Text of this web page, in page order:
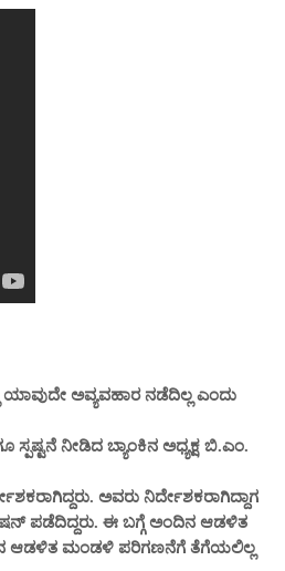
ಅವ್ಯವಹಾರ ನಡೆದಿಲ್ಲ ಎಂದು
ನೀಡಿದ ಬ್ಯಾಂಕಿನ ಅಧ್ಯಕ್ಷ ಬಿ.ಎಂ.
ಅವರು ನಿರ್ದೇಶಕರಾಗಿದ್ದಾಗ
ಪಡೆದಿದ್ದರು. ಈ ಬಗ್ಗೆ ಅಂದಿನ ಆಡಳಿತ
ಆಡಳಿತ ಮಂಡಳಿ ಪರಿಗಣನೆಗೆ ತೆಗೆಯಲಿಲ್ಲ